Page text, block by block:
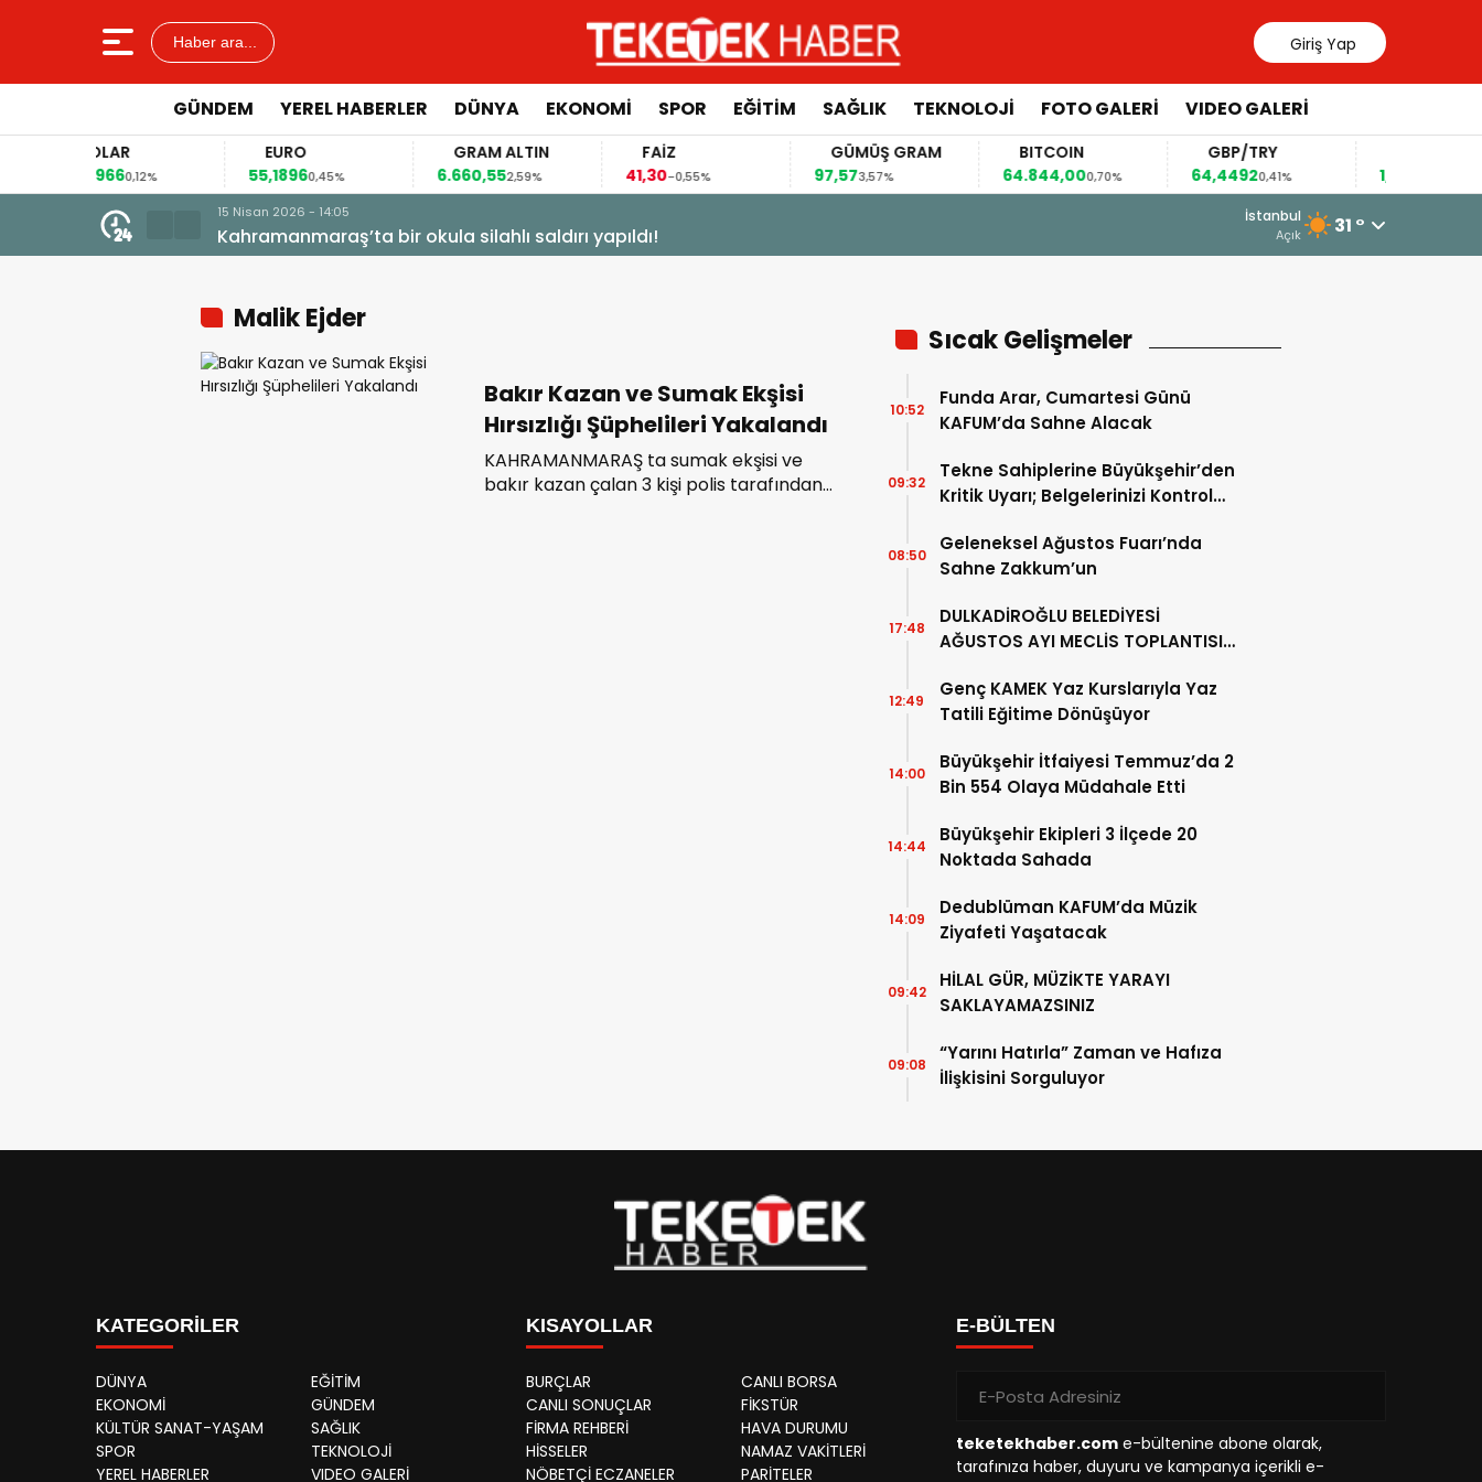
Haber ara... Giriş Yap
GÜNDEM YEREL HABERLER DÜNYA EKONOMİ SPOR EĞİTİM SAĞLIK TEKNOLOJİ FOTO GALERİ VIDEO GALERİ
0,12%
55,18960,45%
GRAM ALTIN
6.660,552,59% -0,55%
GÜMÜŞ GRAM
3,57%
BITCOIN
64.844,000,70%
GBP/TRY
64,44920,41%
1,15670,36%
saldırı yapıldı!
İstanbul
Açık 31 °
Malik Ejder
Bakır Kazan ve Sumak Ekşisi
Hırsızlığı Şüphelileri Yakalandı
KAHRAMANMARAŞ ta sumak ekşisi ve
bakır kazan çalan 3 kişi polis tarafından
Sıcak Gelişmeler
Funda Arar, Cumartesi Günü
KAFUM’da Sahne Alacak
10:52
Tekne Sahiplerine Büyükşehir’den
Kritik Uyarı; Belgelerinizi Kontrol
09:32
Geleneksel Ağustos Fuarı’nda
Sahne Zakkum’un
08:50
DULKADİROĞLU BELEDİYESİ
AĞUSTOS AYI MECLİS TOPLANTISI
17:48
Genç KAMEK Yaz Kurslarıyla Yaz
Tatili Eğitime Dönüşüyor
12:49
Büyükşehir İtfaiyesi Temmuz’da 2
Bin 554 Olaya Müdahale Etti
14:00
Büyükşehir Ekipleri 3 İlçede 20
Noktada Sahada
14:44
Dedublüman KAFUM’da Müzik
Ziyafeti Yaşatacak
14:09
HİLAL GÜR, MÜZİKTE YARAYI
SAKLAYAMAZSINIZ
09:42
“Yarını Hatırla” Zaman ve Hafıza
İlişkisini Sorguluyor
09:08
KATEGORİLER
DÜNYA
EĞİTİM
EKONOMİ
GÜNDEM
KÜLTÜR SANAT-YAŞAM
SAĞLIK
SPOR
TEKNOLOJİ
YEREL HABERLER
VIDEO GALERİ
KISAYOLLAR
BURÇLAR
CANLI BORSA
CANLI SONUÇLAR
FİKSTÜR
FİRMA REHBERİ
HAVA DURUMU
HİSSELER
NAMAZ VAKİTLERİ
NÖBETÇİ ECZANELER
PARİTELER
E-BÜLTEN
teketekhaber.com e-bültenine abone olarak,
tarafınıza haber, duyuru ve kampanya içerikli e-